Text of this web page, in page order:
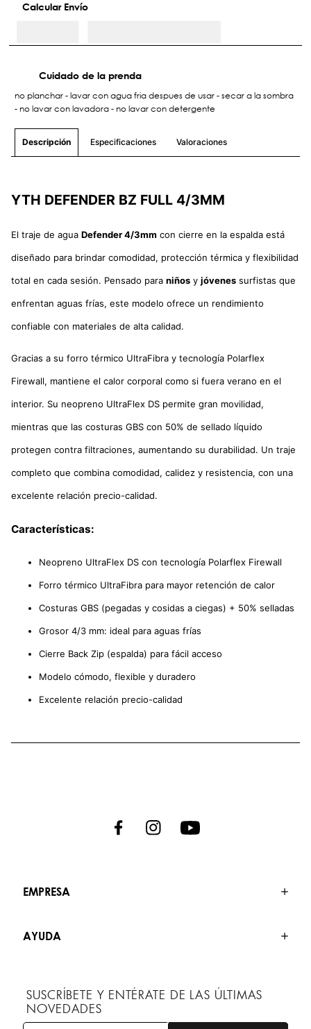
Calcular Envío
Cuidado de la prenda
no planchar - lavar con agua fria despues de usar - secar a la sombra
- no lavar con lavadora - no lavar con detergente
Descripción Especificaciones Valoraciones
YTH DEFENDER BZ FULL 4/3MM
El traje de agua Defender 4/3mm con cierre en la espalda está
diseñado para brindar comodidad, protección térmica y flexibilidad
total en cada sesión. Pensado para niños y jóvenes surfistas que
enfrentan aguas frías, este modelo ofrece un rendimiento
confiable con materiales de alta calidad.
Gracias a su forro térmico UltraFibra y tecnología Polarflex
Firewall, mantiene el calor corporal como si fuera verano en el
interior. Su neopreno UltraFlex DS permite gran movilidad,
mientras que las costuras GBS con 50% de sellado líquido
protegen contra filtraciones, aumentando su durabilidad. Un traje
completo que combina comodidad, calidez y resistencia, con una
excelente relación precio-calidad.
Características:
Neopreno UltraFlex DS con tecnología Polarflex Firewall
Forro térmico UltraFibra para mayor retención de calor
Costuras GBS (pegadas y cosidas a ciegas) + 50% selladas
Grosor 4/3 mm: ideal para aguas frías
Cierre Back Zip (espalda) para fácil acceso
Modelo cómodo, flexible y duradero
Excelente relación precio-calidad
EMPRESA
AYUDA
SUSCRÍBETE Y ENTÉRATE DE LAS ÚLTIMAS
NOVEDADES